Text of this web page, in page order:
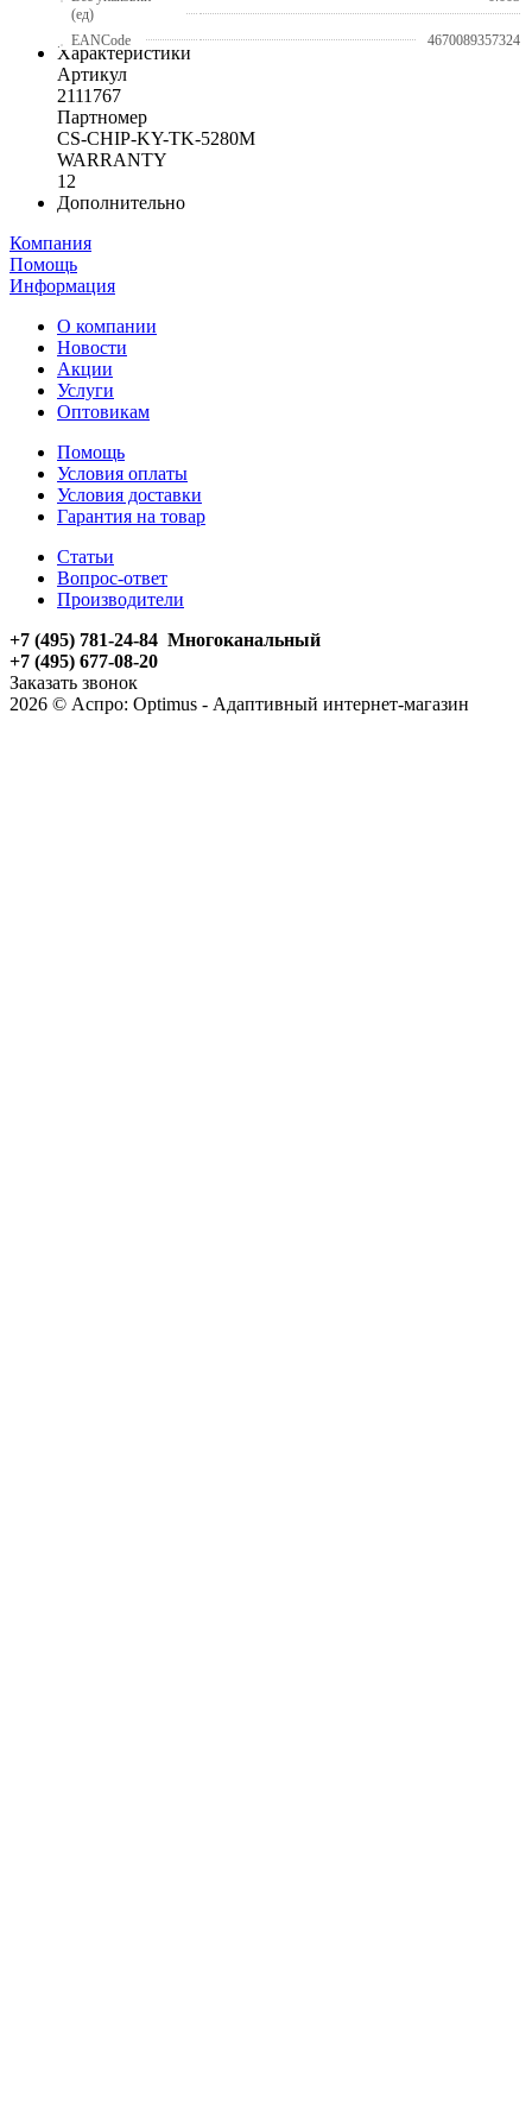
(ед)
EANCode 4670089357324
Характеристики
Артикул
2111767
Партномер
CS-CHIP-KY-TK-5280M
WARRANTY
12
Дополнительно
Компания
Помощь
Информация
О компании
Новости
Акции
Услуги
Оптовикам
Помощь
Условия оплаты
Условия доставки
Гарантия на товар
Статьи
Вопрос-ответ
Производители
+7 (495) 781-24-84 Многоканальный
+7 (495) 677-08-20
Заказать звонок
2026 © Аспро: Optimus - Адаптивный интернет-магазин